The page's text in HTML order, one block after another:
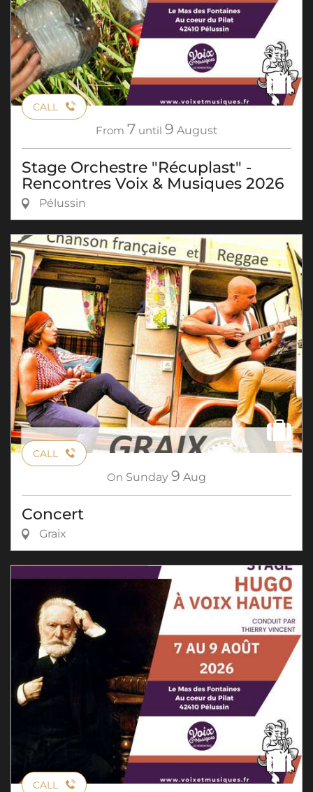
CALL
From 7 until 9 August
Stage Orchestre "Récuplast" -
Rencontres Voix & Musiques 2026
Pélussin
CALL
On Sunday 9 Aug
Concert
Graix
CALL